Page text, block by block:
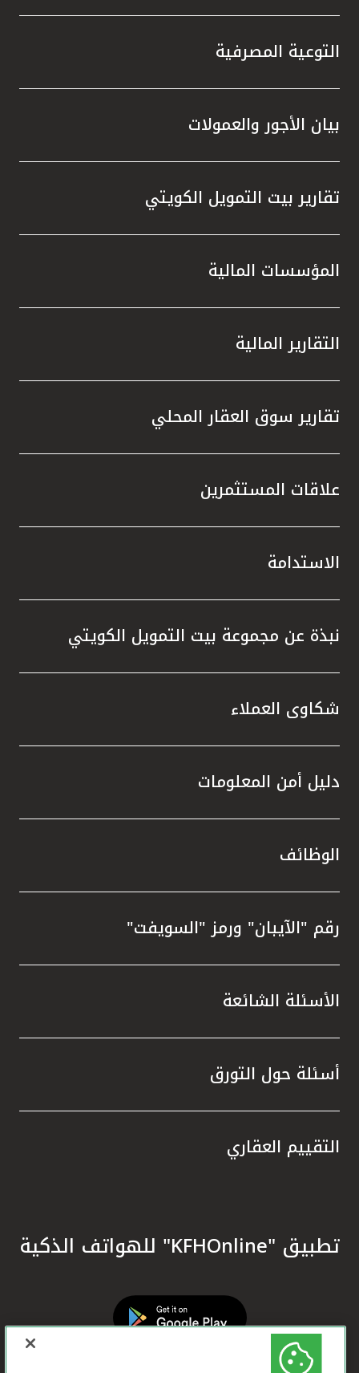
التوعية المصرفية
بيان الأجور والعمولات
تقارير بيت التمويل الكويتي
المؤسسات المالية
التقارير المالية
تقارير سوق العقار المحلي
علاقات المستثمرين
الاستدامة
نبذة عن مجموعة بيت التمويل الكويتي
شكاوى العملاء
دليل أمن المعلومات
الوظائف
رقم "الآيبان" ورمز "السويفت"
الأسئلة الشائعة
أسئلة حول التورق
التقييم العقاري
تطبيق "KFHOnline" للهواتف الذكية